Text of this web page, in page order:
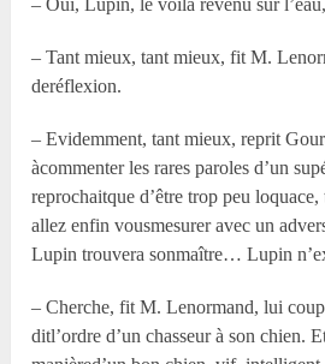
– Oui, Lupin, le voilà revenu sur
– Tant mieux, tant mieux, fit M.
deréflexion.
– Evidemment, tant mieux, reprit
àcommenter les rares paroles d’un
reprochaitque d’être trop peu
allez enfin vousmesurer avec un
Lupin trouvera sonmaître… Lupin
– Cherche, fit M. Lenormand, lui
ditl’ordre d’un chasseur à son chien.